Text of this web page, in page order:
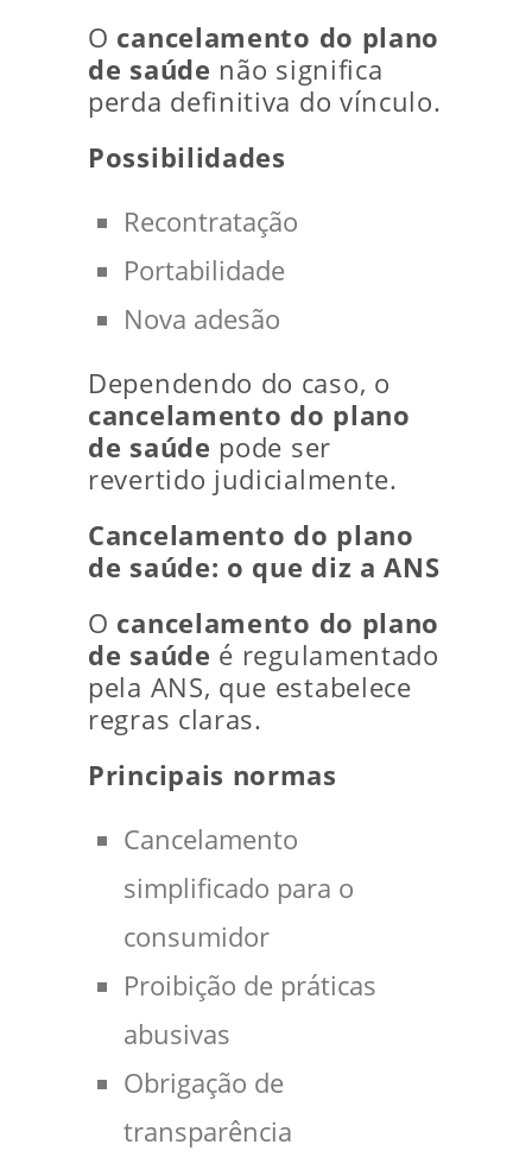
O cancelamento do plano
de saúde não significa
perda definitiva do vínculo.
Possibilidades
Recontratação
Portabilidade
Nova adesão
Dependendo do caso, o
cancelamento do plano
de saúde pode ser
revertido judicialmente.
Cancelamento do plano
de saúde: o que diz a ANS
O cancelamento do plano
de saúde é regulamentado
pela ANS, que estabelece
regras claras.
Principais normas
Cancelamento
simplificado para o
consumidor
Proibição de práticas
abusivas
Obrigação de
transparência